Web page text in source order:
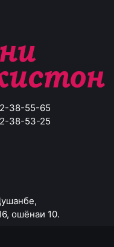
38-55-65
38-53-25
ошёнаи 10.